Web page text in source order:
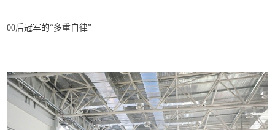
00后冠军的“多重自律”